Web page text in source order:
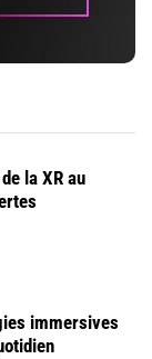
la XR au
immersives